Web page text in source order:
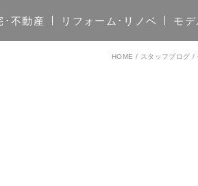
･不動産 リフォーム･リノベ モ
HOME / スタッフブログ /